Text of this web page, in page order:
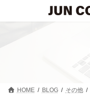
テ
ゲ
HOME BLOG
その他